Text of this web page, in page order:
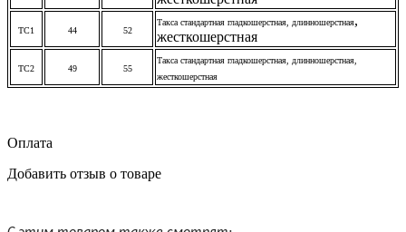
ТС1 44 52
Такса стандартная гладкошерстная, длинношерстная,
жесткошерстная
ТС2 49 55
Такса стандартная гладкошерстная, длинношерстная
жесткошерстная
Оплата
Добавить отзыв о товаре